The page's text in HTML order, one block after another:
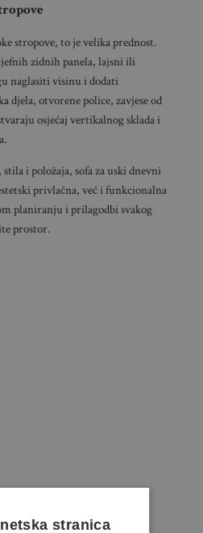
stropove, to je velika prednost.
zidnih panela, lajsni ili
naglasiti visinu i dodati
djela, otvorene police, zavjese od
osjećaj vertikalnog sklada i
i položaja, sofa za uski dnevni
privlačna, već i funkcionalna
planiranju i prilagodbi svakog
prostor.
stranica